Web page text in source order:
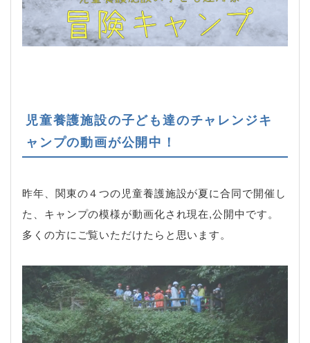
児童養護施設の子ども達のチャレンジキ
ャンプの動画が公開中！
昨年、関東の４つの児童養護施設が夏に合同で開催し
た、キャンプの模様が動画化され現在,公開中です。
多くの方にご覧いただけたらと思います。